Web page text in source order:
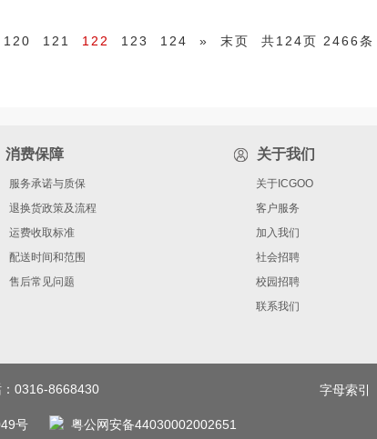
120 121 122 123 124 » 末页 共124页 2466条
消费保障
服务承诺与质保
退换货政策及流程
运费收取标准
配送时间和范围
售后常见问题
关于我们
关于ICGOO
客户服务
加入我们
社会招聘
校园招聘
联系我们
0316-8668430
号 粤公网安备44030002002651
字母索引